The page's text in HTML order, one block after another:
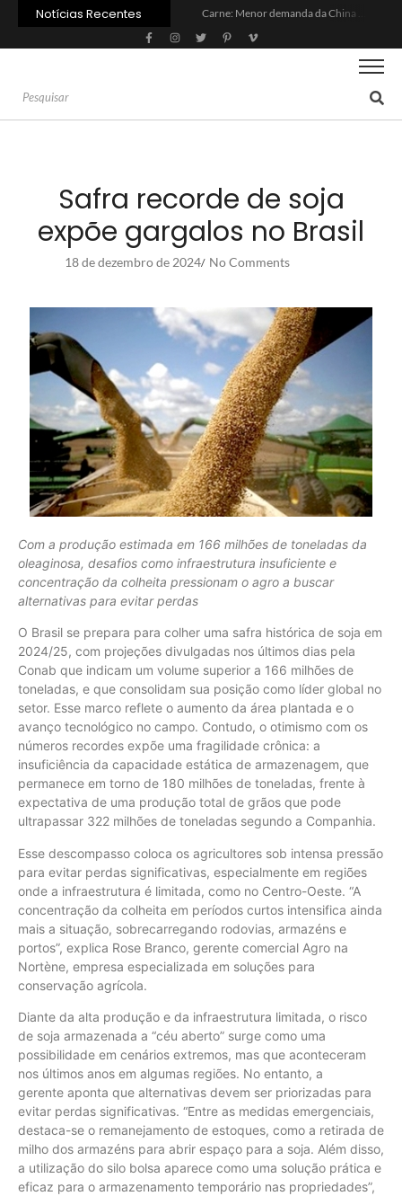
Notícias Recentes
Inadimplência no crédito rural deve seguir elevada até 2027
Lula sanciona MP do Frete e agro teme alta dos custos logísticos
Brasil tem 2º maior juro real do mundo
Safra recorde de soja
expõe gargalos no Brasil
18 de dezembro de 2024/ No Comments
Com a produção estimada em 166 milhões de toneladas da
oleaginosa, desafios como infraestrutura insuficiente e
concentração da colheita pressionam o agro a buscar
alternativas para evitar perdas
O Brasil se prepara para colher uma safra histórica de soja em
2024/25, com projeções divulgadas nos últimos dias pela
Conab que indicam um volume superior a 166 milhões de
toneladas, e que consolidam sua posição como líder global no
setor. Esse marco reflete o aumento da área plantada e o
avanço tecnológico no campo. Contudo, o otimismo com os
números recordes expõe uma fragilidade crônica: a
insuficiência da capacidade estática de armazenagem, que
permanece em torno de 180 milhões de toneladas, frente à
expectativa de uma produção total de grãos que pode
ultrapassar 322 milhões de toneladas segundo a Companhia.
Esse descompasso coloca os agricultores sob intensa pressão
para evitar perdas significativas, especialmente em regiões
onde a infraestrutura é limitada, como no Centro-Oeste. “A
concentração da colheita em períodos curtos intensifica ainda
mais a situação, sobrecarregando rodovias, armazéns e
portos”, explica Rose Branco, gerente comercial Agro na
Nortène, empresa especializada em soluções para
conservação agrícola.
Diante da alta produção e da infraestrutura limitada, o risco
de soja armazenada a “céu aberto” surge como uma
possibilidade em cenários extremos, mas que aconteceram
nos últimos anos em algumas regiões. No entanto, a
gerente aponta que alternativas devem ser priorizadas para
evitar perdas significativas. “Entre as medidas emergenciais,
destaca-se o remanejamento de estoques, como a retirada de
milho dos armazéns para abrir espaço para a soja. Além disso,
a utilização do silo bolsa aparece como uma solução prática e
eficaz para o armazenamento temporário nas propriedades”,